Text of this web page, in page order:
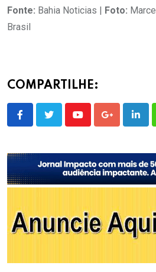
Fonte: Bahia Noticias | Foto:
Brasil
COMPARTILHE:
YoutubeGoogle+